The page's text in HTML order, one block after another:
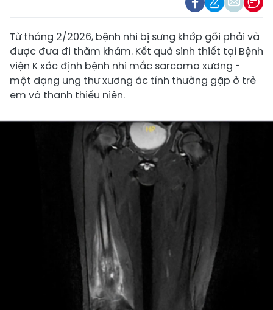
Từ tháng 2/2026, bệnh nhi bị sưng khớp gối phải và
được đưa đi thăm khám. Kết quả sinh thiết tại Bệnh
viện K xác định bệnh nhi mắc sarcoma xương -
một dạng ung thư xương ác tính thường gặp ở trẻ
em và thanh thiếu niên.